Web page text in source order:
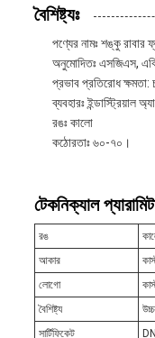
বৈশিষ্ট্যঃ
পণ্যের নামঃ শঙ্কু রাবার
অনুমোদিতঃ এসজিএস,
প্রভাব প্রতিরোধ ক্ষমতা:
ব্যবহারঃ ইন্ডাস্ট্রিয়াল
রঙঃ কালো
কঠোরতাঃ ৬০-৭০।
টেকনিক্যাল
রঙ
আকার
লোগো
বৈশিষ্ট্য
সার্টিফিকেট